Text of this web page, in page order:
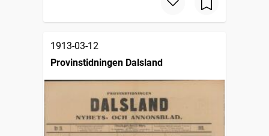
1913-03-12
Provinstidningen Dalsland